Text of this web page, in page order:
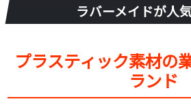
ラバーメイドが人
プラスティック素材の
ランド